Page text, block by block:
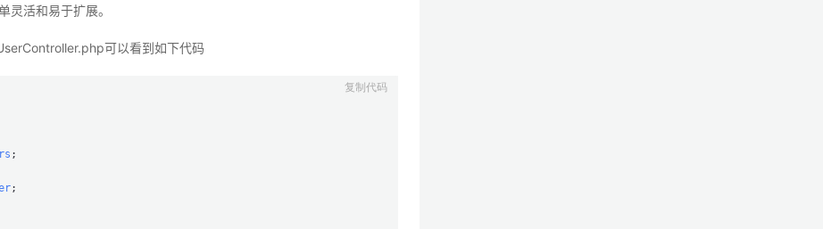
灵活和易于扩展。
可以看到如下代码
;